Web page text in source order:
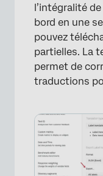
l’intégralité
bord en une
pouvez
partielles. La
permet de
traductions